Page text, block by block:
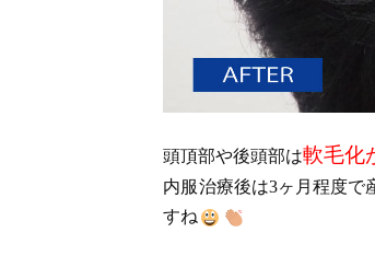
頭頂部や後頭部は軟毛化
内服治療後は3ヶ月程度で
すね